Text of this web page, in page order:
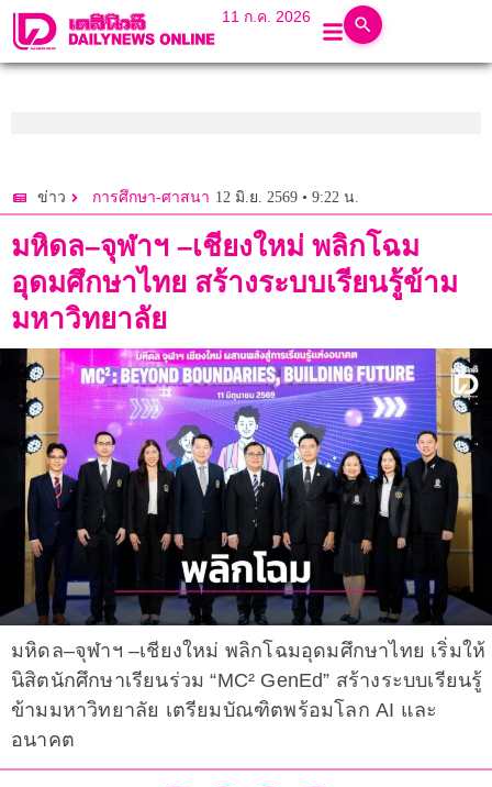
11 ก.ค. 2026
ข่าว การศึกษา-ศาสนา 12 มิ.ย. 2569 • 9:22 น.
มหิดล–จุฬาฯ –เชียงใหม่ พลิกโฉม
อุดมศึกษาไทย สร้างระบบเรียนรู้ข้าม
มหาวิทยาลัย
มหิดล–จุฬาฯ –เชียงใหม่ พลิกโฉมอุดมศึกษาไทย เริ่มให้
นิสิตนักศึกษาเรียนร่วม “MC² GenEd” สร้างระบบเรียนรู้
ข้ามมหาวิทยาลัย เตรียมบัณฑิตพร้อมโลก AI และ
อนาคต